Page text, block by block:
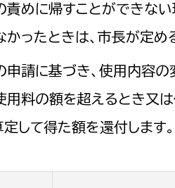
責めに帰すことができな
かったときは、市長が定め
申請に基づき、使用内容
用料の額を超えるとき又
定して得た額を還付します。